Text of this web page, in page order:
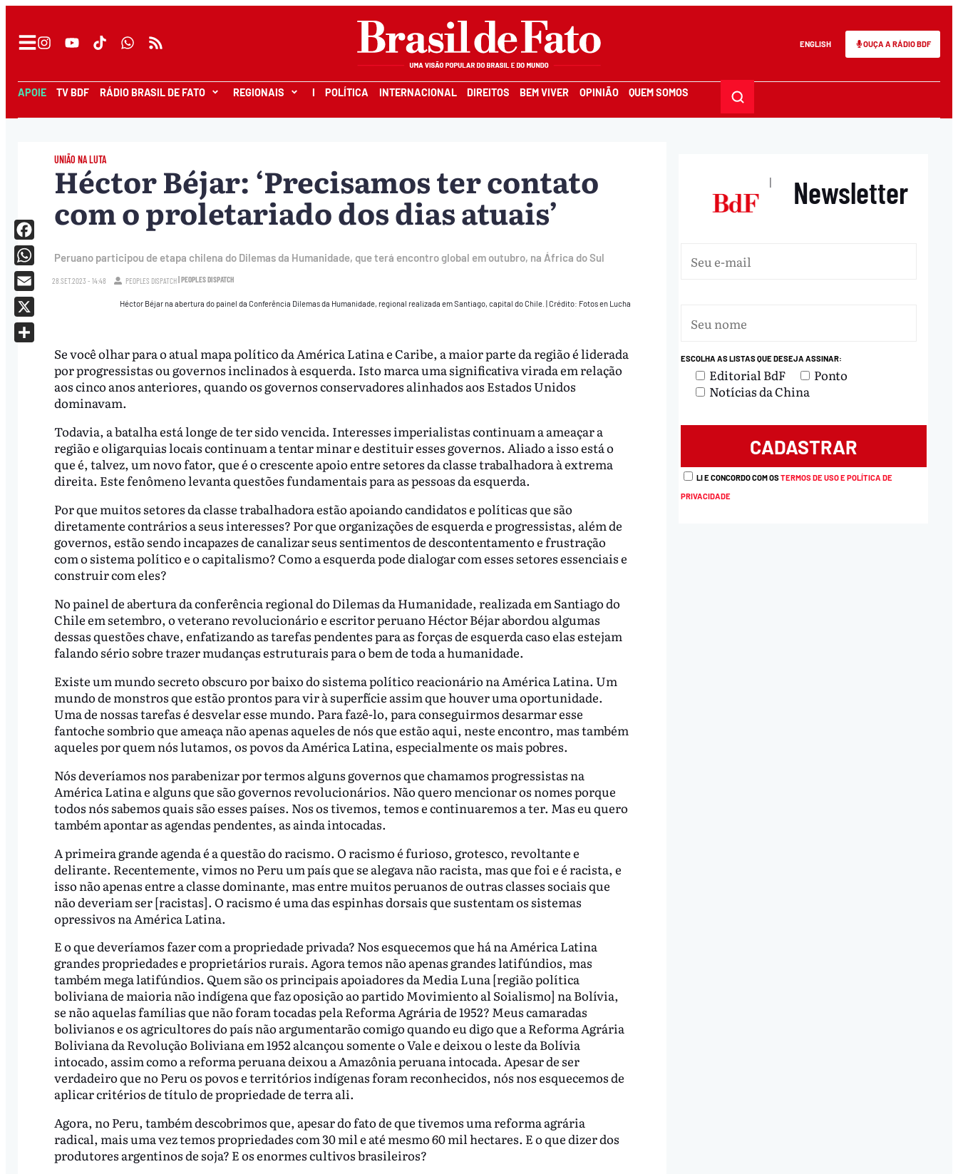
ENGLISH OUÇA A RÁDIO BDF
APOIE TV BDF RÁDIO BRASIL DE FATO REGIONAIS I POLÍTICA INTERNACIONAL DIREITOS BEM VIVER OPINIÃO QUEM SOMOS
UNIÃO NA LUTA
Héctor Béjar: ‘Precisamos ter contato
com o proletariado dos dias atuais’
Peruano participou de etapa chilena do Dilemas da Humanidade, que terá encontro global em outubro, na África do Sul
28.SET.2023 - 14:48 PEOPLES DISPATCH| PEOPLES DISPATCH
Héctor Béjar na abertura do painel da Conferência Dilemas da Humanidade, regional realizada em Santiago, capital do Chile. |Crédito: Fotos en Lucha
Se você olhar para o atual mapa político da América Latina e Caribe, a maior parte da região é liderada
por progressistas ou governos inclinados à esquerda. Isto marca uma significativa virada em relação
aos cinco anos anteriores, quando os governos conservadores alinhados aos Estados Unidos
dominavam.
Todavia, a batalha está longe de ter sido vencida. Interesses imperialistas continuam a ameaçar a
região e oligarquias locais continuam a tentar minar e destituir esses governos. Aliado a isso está o
que é, talvez, um novo fator, que é o crescente apoio entre setores da classe trabalhadora à extrema
direita. Este fenômeno levanta questões fundamentais para as pessoas da esquerda.
Por que muitos setores da classe trabalhadora estão apoiando candidatos e políticas que são
diretamente contrários a seus interesses? Por que organizações de esquerda e progressistas, além de
governos, estão sendo incapazes de canalizar seus sentimentos de descontentamento e frustração
com o sistema político e o capitalismo? Como a esquerda pode dialogar com esses setores essenciais e
construir com eles?
No painel de abertura da conferência regional do Dilemas da Humanidade, realizada em Santiago do
Chile em setembro, o veterano revolucionário e escritor peruano Héctor Béjar abordou algumas
dessas questões chave, enfatizando as tarefas pendentes para as forças de esquerda caso elas estejam
falando sério sobre trazer mudanças estruturais para o bem de toda a humanidade.
Existe um mundo secreto obscuro por baixo do sistema político reacionário na América Latina. Um
mundo de monstros que estão prontos para vir à superfície assim que houver uma oportunidade.
Uma de nossas tarefas é desvelar esse mundo. Para fazê-lo, para conseguirmos desarmar esse
fantoche sombrio que ameaça não apenas aqueles de nós que estão aqui, neste encontro, mas também
aqueles por quem nós lutamos, os povos da América Latina, especialmente os mais pobres.
Nós deveríamos nos parabenizar por termos alguns governos que chamamos progressistas na
América Latina e alguns que são governos revolucionários. Não quero mencionar os nomes porque
todos nós sabemos quais são esses países. Nos os tivemos, temos e continuaremos a ter. Mas eu quero
também apontar as agendas pendentes, as ainda intocadas.
A primeira grande agenda é a questão do racismo. O racismo é furioso, grotesco, revoltante e
delirante. Recentemente, vimos no Peru um país que se alegava não racista, mas que foi e é racista, e
isso não apenas entre a classe dominante, mas entre muitos peruanos de outras classes sociais que
não deveriam ser [racistas]. O racismo é uma das espinhas dorsais que sustentam os sistemas
opressivos na América Latina.
E o que deveríamos fazer com a propriedade privada? Nos esquecemos que há na América Latina
grandes propriedades e proprietários rurais. Agora temos não apenas grandes latifúndios, mas
também mega latifúndios. Quem são os principais apoiadores da Media Luna [região política
boliviana de maioria não indígena que faz oposição ao partido Movimiento al Soialismo] na Bolívia,
se não aquelas famílias que não foram tocadas pela Reforma Agrária de 1952? Meus camaradas
bolivianos e os agricultores do país não argumentarão comigo quando eu digo que a Reforma Agrária
Boliviana da Revolução Boliviana em 1952 alcançou somente o Vale e deixou o leste da Bolívia
intocado, assim como a reforma peruana deixou a Amazônia peruana intocada. Apesar de ser
verdadeiro que no Peru os povos e territórios indígenas foram reconhecidos, nós nos esquecemos de
aplicar critérios de título de propriedade de terra ali.
Agora, no Peru, também descobrimos que, apesar do fato de que tivemos uma reforma agrária
radical, mais uma vez temos propriedades com 30 mil e até mesmo 60 mil hectares. E o que dizer dos
produtores argentinos de soja? E os enormes cultivos brasileiros?
Facebook
WhatsApp
Email
X
| Newsletter
ESCOLHA AS LISTAS QUE DESEJA ASSINAR:
Editorial BdF
Ponto
Notícias da China
LI E CONCORDO COM OSTERMOS DE USO E POLÍTICA DE
PRIVACIDADE